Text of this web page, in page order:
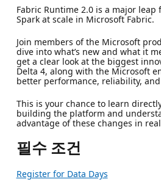
Fabric Runtime 2.0 is a major
Spark at scale in Microsoft Fabric.
Join members of the Microsoft
dive into what’s new and what it
get a clear look at the biggest
Delta 4, along with the Microsoft
better performance, reliability,
This is your chance to learn
building the platform and
advantage of these changes in
필수 조건
Register for Data Days